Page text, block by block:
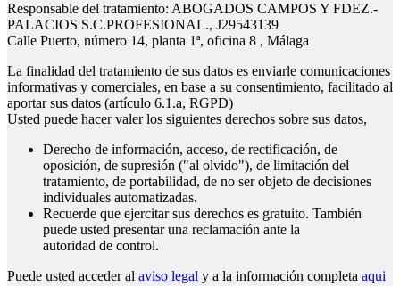
Responsable del tratamiento: ABOGADOS CAMPOS Y FDEZ.-
PALACIOS S.C.PROFESIONAL., J29543139
Calle Puerto, número 14, planta 1ª, oficina 8 , Málaga
La finalidad del tratamiento de sus datos es enviarle comunicaciones
informativas y comerciales, en base a su consentimiento, facilitado al
aportar sus datos (artículo 6.1.a, RGPD)
Usted puede hacer valer los siguientes derechos sobre sus datos,
Derecho de información, acceso, de rectificación, de
oposición, de supresión ("al olvido"), de limitación del
tratamiento, de portabilidad, de no ser objeto de decisiones
individuales automatizadas.
Recuerde que ejercitar sus derechos es gratuito. También
puede usted presentar una reclamación ante la
autoridad de control.
Puede usted acceder al aviso legal y a la información completa aqui